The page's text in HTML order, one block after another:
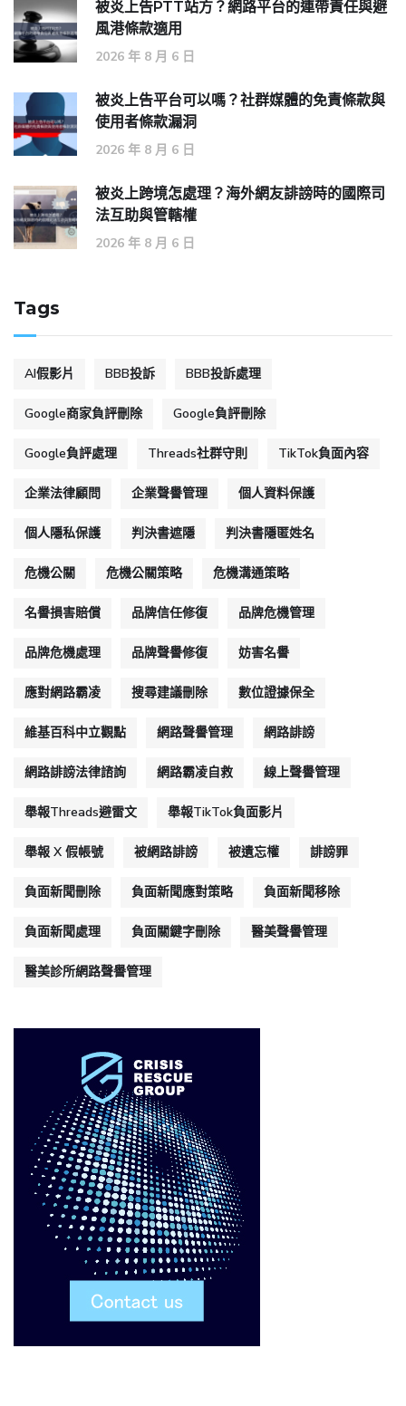
被炎上告PTT站方？網路平台的連帶責任與避
風港條款適用
2026 年 8 月 6 日
被炎上告平台可以嗎？社群媒體的免責條款與
使用者條款漏洞
2026 年 8 月 6 日
被炎上跨境怎處理？海外網友誹謗時的國際司
法互助與管轄權
2026 年 8 月 6 日
Tags
AI假影片 BBB投訴 BBB投訴處理
Google商家負評刪除 Google負評刪除
Google負評處理 Threads社群守則 TikTok負面內容
企業法律顧問 企業聲譽管理 個人資料保護
個人隱私保護 判決書遮隱 判決書隱匿姓名
危機公關 危機公關策略 危機溝通策略
名譽損害賠償 品牌信任修復 品牌危機管理
品牌危機處理 品牌聲譽修復 妨害名譽
應對網路霸凌 搜尋建議刪除 數位證據保全
維基百科中立觀點 網路聲譽管理 網路誹謗
網路誹謗法律諮詢 網路霸凌自救 線上聲譽管理
舉報Threads避雷文 舉報TikTok負面影片
舉報 X 假帳號 被網路誹謗 被遺忘權 誹謗罪
負面新聞刪除 負面新聞應對策略 負面新聞移除
負面新聞處理 負面關鍵字刪除 醫美聲譽管理
醫美診所網路聲譽管理